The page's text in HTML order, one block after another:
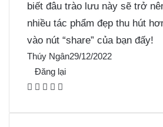
biết đâu trào lưu này sẽ trở
nhiều tác phẩm đẹp thu hút
vào nút “share” của bạn đấy!
Thúy Ngân29/12/2022
Đăng lại
F X P M